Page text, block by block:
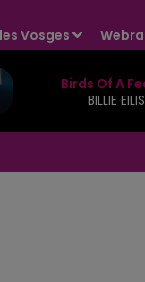
Vosges
Birds Of A
BILLIE